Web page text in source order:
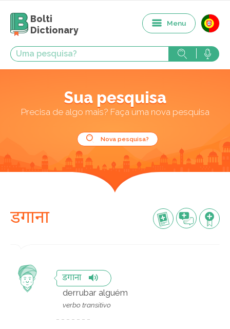
Bolti
Dictionary
Menu
Sua pesquisa
Precisa de algo mais? Faça uma nova pesquisa
Nova pesquisa?
डगाना
डगाना
derrubar alguém
verbo transitivo